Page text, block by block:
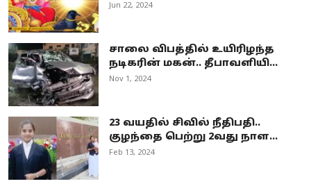
Jun 22, 2024
சாலை விபத்தில் உயிரிழந்த
நடிகரின் மகன்.. தீபாவளியி...
Nov 1, 2024
23 வயதில் சிவில் நீதிபதி..
குழந்தை பெற்று 2வது நாள...
Feb 13, 2024